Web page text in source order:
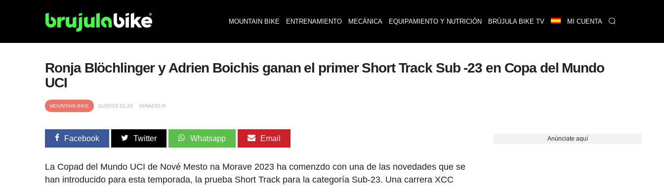
MOUNTAIN BIKE ENTRENAMIENTO MECÁNICA EQUIPAMIENTO Y NUTRICIÓN BRÚJULA BIKE TV MI CUENTA
Ronja Blöchlinger y Adrien Boichis ganan el primer Short Track Sub -23 en Copa del Mundo
UCI
MOUNTAIN BIKE 11/05/23 21:26 IGNACIO P.
Facebook Twitter Whatsapp Email
La Copad del Mundo UCI de Nové Mesto na Morave 2023 ha comenzdo con una de las novedades que se
han introducido para esta temporada, la prueba Short Track para la categoría Sub-23. Una carrera XCC
Anúnciate aquí